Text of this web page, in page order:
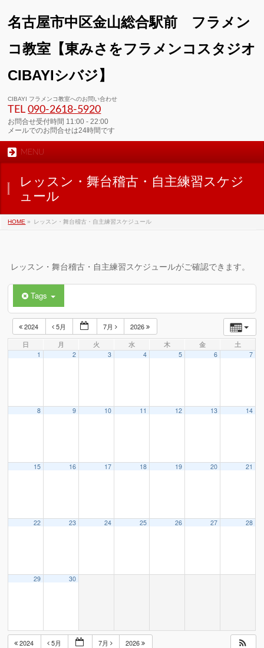
名古屋市中区金山総合駅前 フラメン
コ教室【東みさをフラメンコスタジオ
CIBAYIシバジ】
CIBAYI フラメンコ教室へのお問い合わせ
TEL090-2618‐5920
お問合せ受付時間 11:00 - 22:00
メールでのお問合せは24時間です
MENU
レッスン・舞台稽古・自主練習スケジ
ュール
HOME » レッスン・舞台稽古・自主練習スケジュール
レッスン・舞台稽古・自主練習スケジュールがご確認できます。
Tags
2024 5月 7月
2026
日
月 火 水 木 金 土
1 2 3 4 5 6 7
8 9 10 11 12 13 14
15 16 17 18 19 20 21
22 23 24 25 26 27 28
29 30
2024 5月 7月 2026